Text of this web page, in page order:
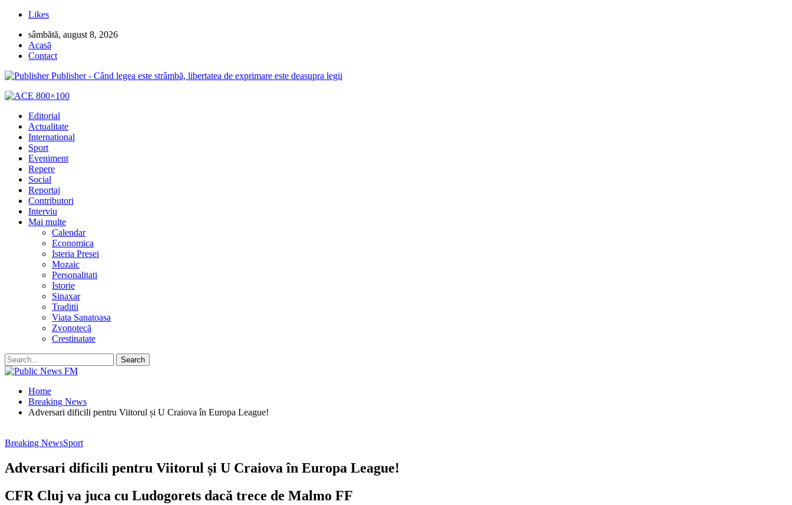
Likes
sâmbătă, august 8, 2026
Acasă
Contact
Publisher - Când legea este strâmbă, libertatea de exprimare este deasupra legii
Editorial
Actualitate
International
Sport
Eveniment
Repere
Social
Reportaj
Contributori
Interviu
Mai multe
Calendar
Economica
Isteria Presei
Mozaic
Personalitati
Istorie
Sinaxar
Traditii
Viata Sanatoasa
Zvonotecă
Crestinatate
Home
Breaking News
Adversari dificili pentru Viitorul și U Craiova în Europa League!
Breaking NewsSport
Adversari dificili pentru Viitorul și U Craiova în Europa League!
CFR Cluj va juca cu Ludogorets dacă trece de Malmo FF